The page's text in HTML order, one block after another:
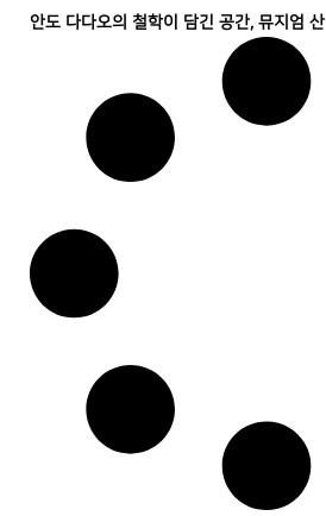
안도 다다오의 철학이 담긴 공간, 뮤지엄 산